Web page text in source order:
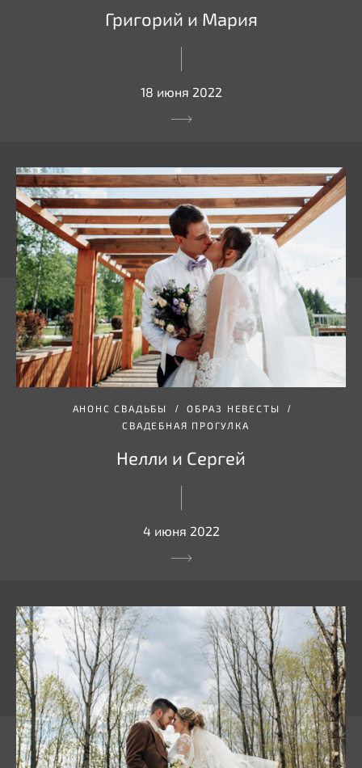
Григорий и Мария
18 июня 2022
АНОНС СВАДЬБЫ
ОБРАЗ НЕВЕСТЫ
СВАДЕБНАЯ ПРОГУЛКА
Нелли и Сергей
4 июня 2022